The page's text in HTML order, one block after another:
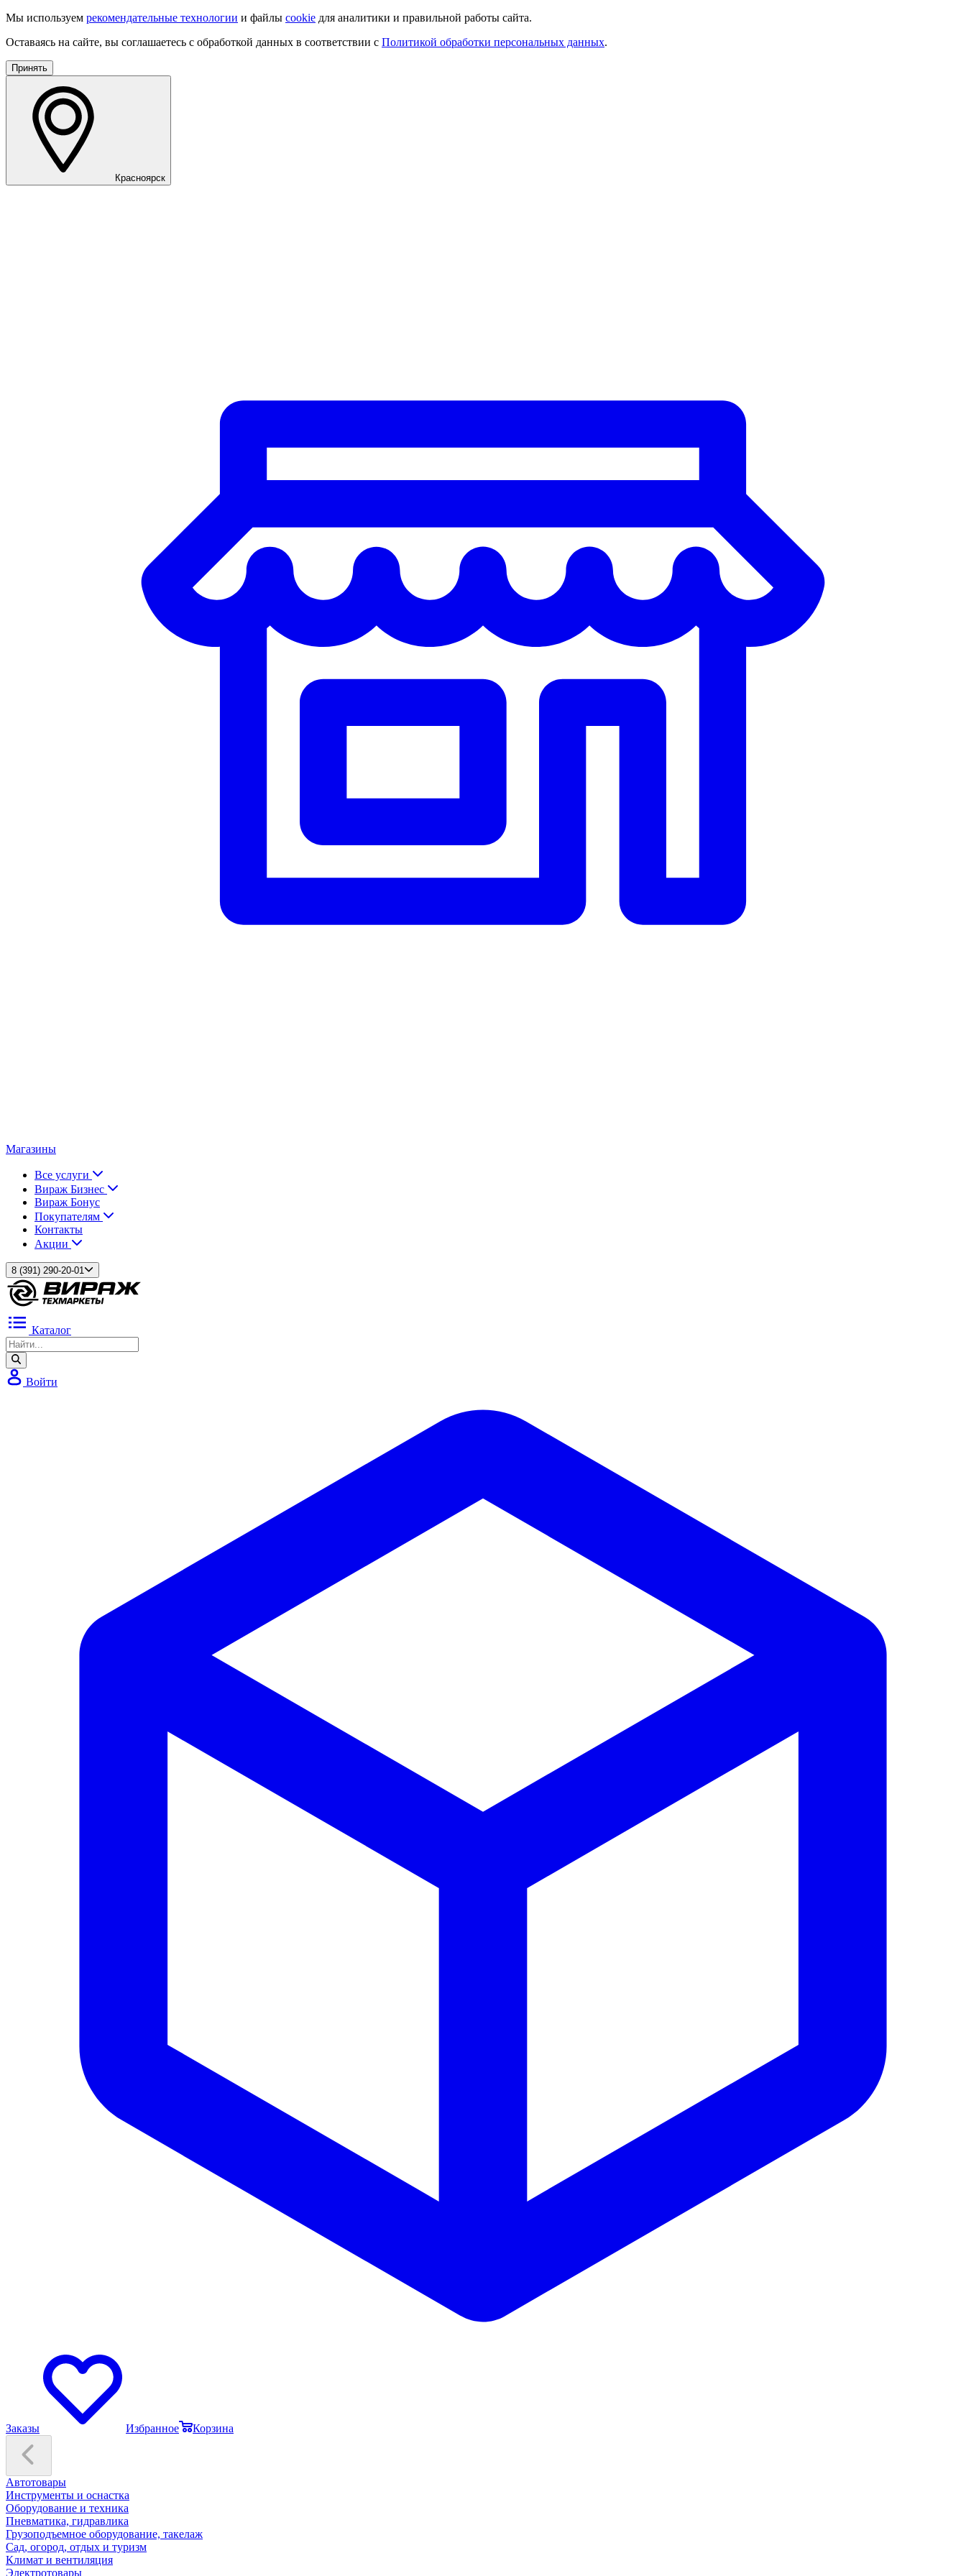
Мы используем рекомендательные технологии и файлы cookie для аналитики и правильной работы сайта.
Оставаясь на сайте, вы соглашаетесь с обработкой данных в соответствии с Политикой обработки персональных данных.
Принять
Красноярск
Магазины
Все услуги
Вираж Бизнес
Вираж Бонус
Покупателям
Контакты
Акции
8 (391) 290-20-01
Каталог
Войти
Заказы Избранное Корзина
Автотовары
Инструменты и оснастка
Оборудование и техника
Пневматика, гидравлика
Грузоподъемное оборудование, такелаж
Сад, огород, отдых и туризм
Климат и вентиляция
Электротовары